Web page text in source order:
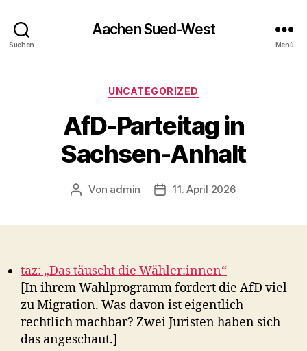
Suchen
Aachen Sued-West
Menü
Kategorien
UNCATEGORIZED
AfD-Parteitag in
Sachsen-Anhalt
Beitragsautor
Von admin Veröffentlichungsdatum
11. April 2026
taz: „Das täuscht die Wähler:innen“
[In ihrem Wahlprogramm fordert die AfD viel
zu Migration. Was davon ist eigentlich
rechtlich machbar? Zwei Juristen haben sich
das angeschaut.]